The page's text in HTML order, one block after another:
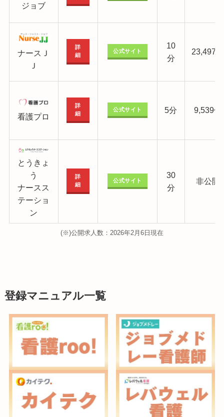
ジョブ
ナースＪ
Ｊ
詳
細
公式サイト
10
分
23,497件
看護プロ
詳
細
公式サイト 5分 9,539件
とうきょ
う
ナースス
テーショ
ン
詳
細
公式サイト
30
分
非公開
(※)公開求人数：2026年2月6日現在
登録マニュアル一覧